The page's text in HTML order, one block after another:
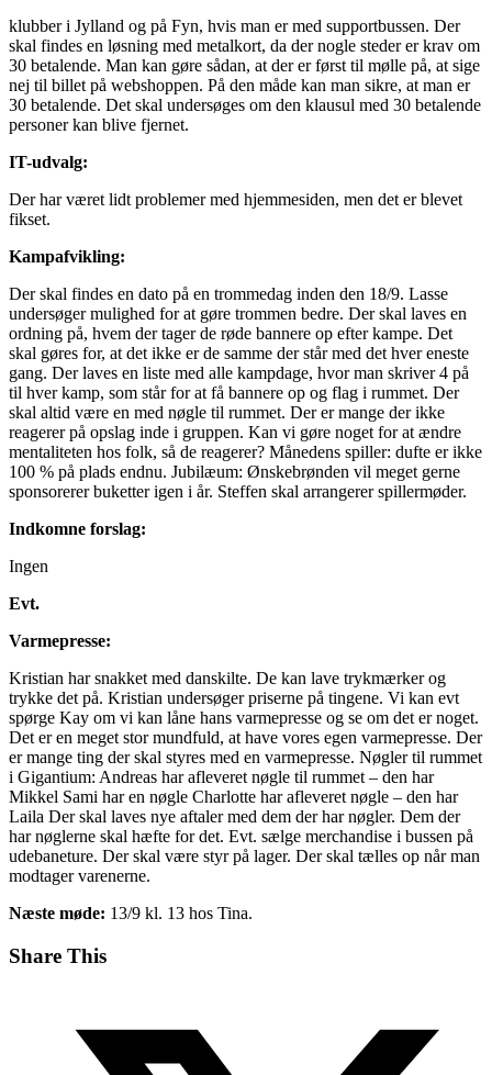
klubber i Jylland og på Fyn, hvis man er med supportbussen. Der
skal findes en løsning med metalkort, da der nogle steder er krav om
30 betalende. Man kan gøre sådan, at der er først til mølle på, at sige
nej til billet på webshoppen. På den måde kan man sikre, at man er
30 betalende. Det skal undersøges om den klausul med 30 betalende
personer kan blive fjernet.
IT-udvalg:
Der har været lidt problemer med hjemmesiden, men det er blevet
fikset.
Kampafvikling:
Der skal findes en dato på en trommedag inden den 18/9. Lasse
undersøger mulighed for at gøre trommen bedre. Der skal laves en
ordning på, hvem der tager de røde bannere op efter kampe. Det
skal gøres for, at det ikke er de samme der står med det hver eneste
gang. Der laves en liste med alle kampdage, hvor man skriver 4 på
til hver kamp, som står for at få bannere op og flag i rummet. Der
skal altid være en med nøgle til rummet. Der er mange der ikke
reagerer på opslag inde i gruppen. Kan vi gøre noget for at ændre
mentaliteten hos folk, så de reagerer? Månedens spiller: dufte er ikke
100 % på plads endnu. Jubilæum: Ønskebrønden vil meget gerne
sponsorerer buketter igen i år. Steffen skal arrangerer spillermøder.
Indkomne forslag:
Ingen
Evt.
Varmepresse:
Kristian har snakket med danskilte. De kan lave trykmærker og
trykke det på. Kristian undersøger priserne på tingene. Vi kan evt
spørge Kay om vi kan låne hans varmepresse og se om det er noget.
Det er en meget stor mundfuld, at have vores egen varmepresse. Der
er mange ting der skal styres med en varmepresse. Nøgler til rummet
i Gigantium: Andreas har afleveret nøgle til rummet – den har
Mikkel Sami har en nøgle Charlotte har afleveret nøgle – den har
Laila Der skal laves nye aftaler med dem der har nøgler. Dem der
har nøglerne skal hæfte for det. Evt. sælge merchandise i bussen på
udebaneture. Der skal være styr på lager. Der skal tælles op når man
modtager varenerne.
Næste møde: 13/9 kl. 13 hos Tina.
Share This